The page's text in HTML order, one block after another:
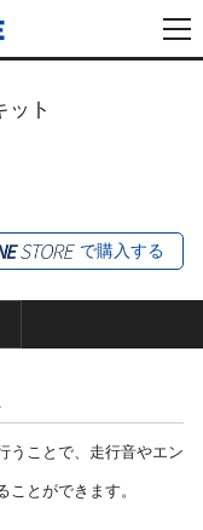
ット
で購入する
うことで、走行音やエン
とができます。